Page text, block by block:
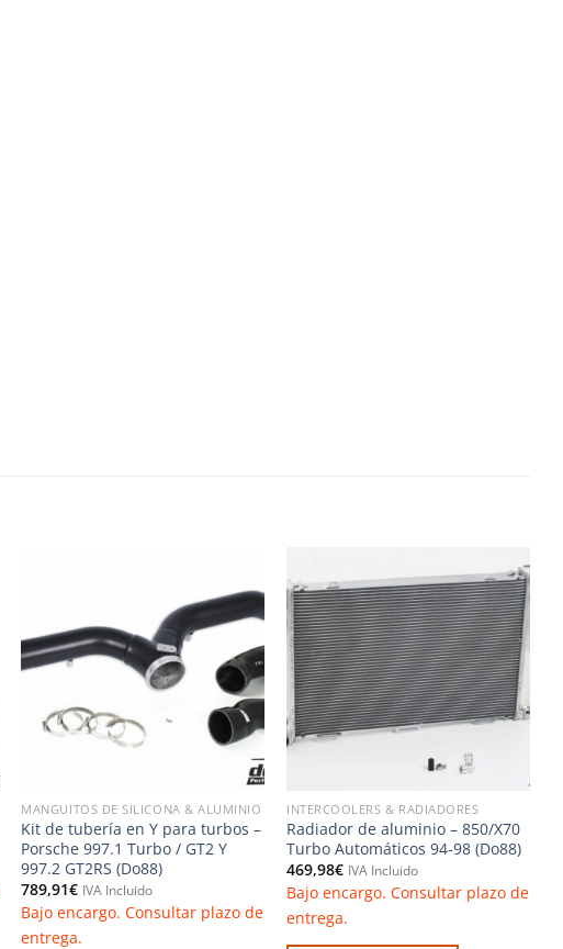
Añadir
a la
deseos
MANGUITOS DE SILICONA & ALUMINIO
Kit de tubería en Y para turbos –
Porsche 997.1 Turbo / GT2 Y
997.2 GT2RS (Do88)
789,91€ IVA Incluido
Bajo encargo. Consultar plazo de
entrega.
Añadir
a la
lista de
deseos
INTERCOOLERS & RADIADORES
Radiador de aluminio – 850/X70
Turbo Automáticos 94-98 (Do88)
469,98€ IVA Incluido
Bajo encargo. Consultar plazo de
entrega.